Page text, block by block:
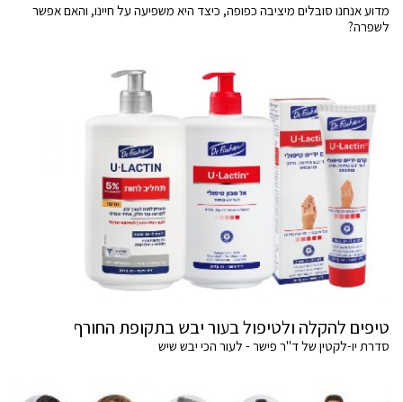
מדוע אנחנו סובלים מיציבה כפופה, כיצד היא משפיעה על חיינו, והאם אפשר
לשפרה?
טיפים להקלה ולטיפול בעור יבש בתקופת החורף
סדרת יו-לקטין של ד"ר פישר - לעור הכי יבש שיש